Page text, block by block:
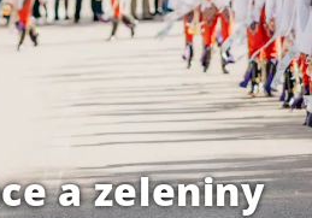
a zeleniny